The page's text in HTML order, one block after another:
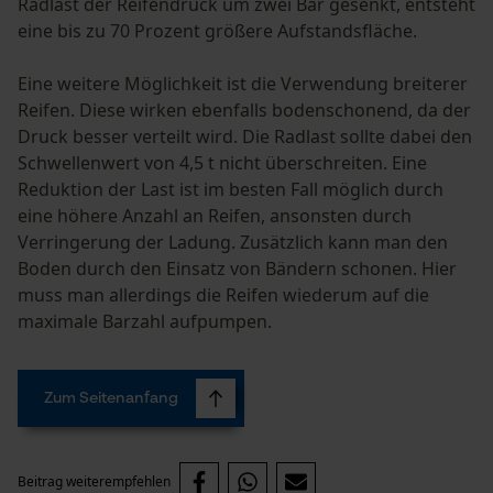
eine bis zu 70 Prozent größere Aufstandsfläche.
Eine weitere Möglichkeit ist die Verwendung breiterer
Reifen. Diese wirken ebenfalls bodenschonend, da der
Druck besser verteilt wird. Die Radlast sollte dabei den
Schwellenwert von 4,5 t nicht überschreiten. Eine
Reduktion der Last ist im besten Fall möglich durch
eine höhere Anzahl an Reifen, ansonsten durch
Verringerung der Ladung. Zusätzlich kann man den
Boden durch den Einsatz von Bändern schonen. Hier
muss man allerdings die Reifen wiederum auf die
maximale Barzahl aufpumpen.
Zum Seitenanfang
Beitrag weiterempfehlen
Notwendige Cookies
Prüfung setzen von Cookies
Session ID
Speichern der Auswahl zur
Datenverarbeitung
Econda Tag Manager
Statistik Cookies